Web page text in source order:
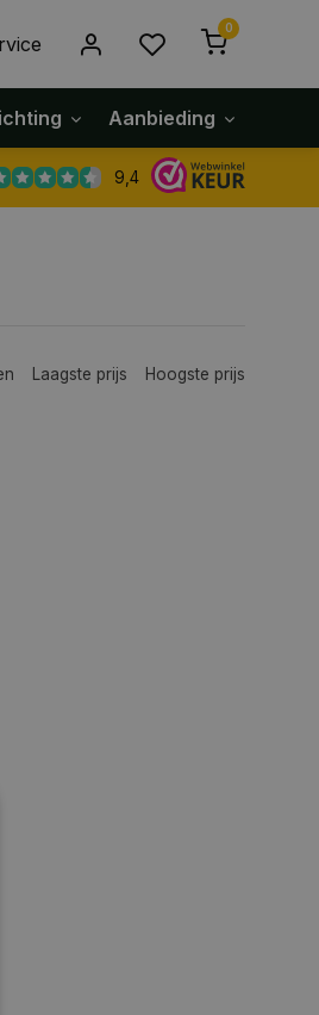
0
Aanbieding
9,4
Laagste prijs Hoogste prijs